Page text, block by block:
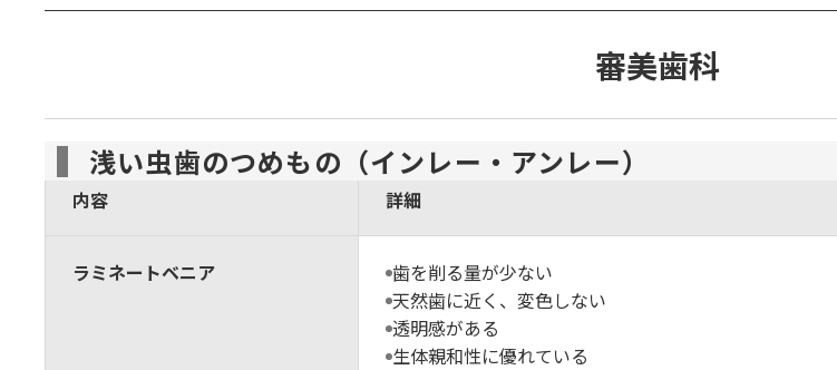
審美歯科
浅い虫歯のつめもの（インレー・アンレー）
内容 詳細
ラミネートベニア
歯を削る量が少ない
天然歯に近く、変色しない
透明感がある
生体親和性に優れている